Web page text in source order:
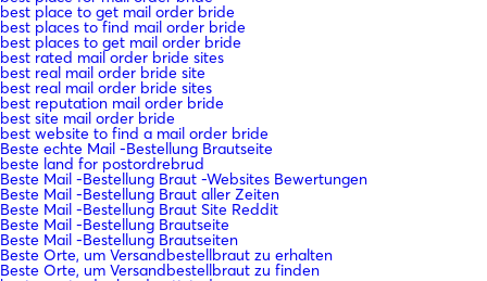
best place to get mail order bride
best places to find mail order bride
best places to get mail order bride
best rated mail order bride sites
best real mail order bride site
best real mail order bride sites
best reputation mail order bride
best site mail order bride
best website to find a mail order bride
Beste echte Mail -Bestellung Brautseite
beste land for postordrebrud
Beste Mail -Bestellung Braut -Websites Bewertungen
Beste Mail -Bestellung Braut aller Zeiten
Beste Mail -Bestellung Braut Site Reddit
Beste Mail -Bestellung Brautseite
Beste Mail -Bestellung Brautseiten
Beste Orte, um Versandbestellbraut zu erhalten
Beste Orte, um Versandbestellbraut zu finden